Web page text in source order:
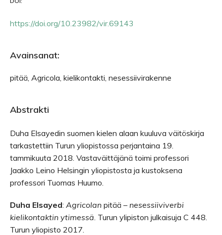
https://doi.org/10.23982/vir.69143
Avainsanat:
pitää, Agricola, kielikontakti, nesessiivirakenne
Abstrakti
Duha Elsayedin suomen kielen alaan kuuluva väitöskirja
tarkastettiin Turun yliopistossa perjantaina 19.
tammikuuta 2018. Vastaväittäjänä toimi professori
Jaakko Leino Helsingin yliopistosta ja kustoksena
professori Tuomas Huumo.
Duha Elsayed: Agricolan pitää – nesessiiviverbi
kielikontaktin ytimessä. Turun ylipiston julkaisuja C 448.
Turun yliopisto 2017.